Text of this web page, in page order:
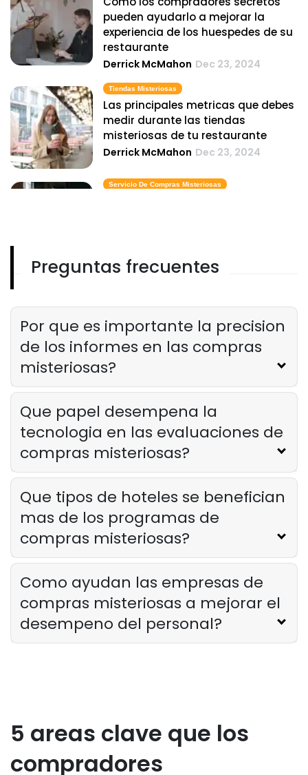
pueden ayudarlo a mejorar la
experiencia de los huespedes de su
restaurante
Derrick McMahon Dec 23, 2024
Tiendas Misteriosas
Las principales metricas que debes
medir durante las tiendas
misteriosas de tu restaurante
Derrick McMahon Dec 23, 2024
Servicio De Compras Misteriosas
Derrick McMahon Dec 23, 2024
Empresas de compras ultrasecretas
para ayudarlo a mejorar su
restaurante
Derrick McMahon Dec 23, 2024
Preguntas frecuentes
Por que es importante la precision
de los informes en las compras
misteriosas?
Que papel desempena la
tecnologia en las evaluaciones de
compras misteriosas?
Que tipos de hoteles se benefician
mas de los programas de
compras misteriosas?
Como ayudan las empresas de
compras misteriosas a mejorar el
desempeno del personal?
5 areas clave que los
compradores